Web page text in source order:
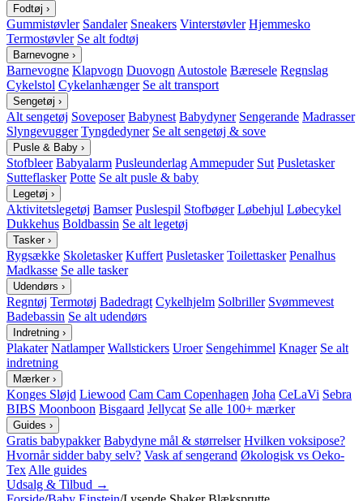
Fodtøj ›
Gummistøvler Sandaler Sneakers Vinterstøvler Hjemmesko
Termostøvler Se alt fodtøj
Barnevogne ›
Barnevogne Klapvogn Duovogn Autostole Bæresele Regnslag
Cykelstol Cykelanhænger Se alt transport
Sengetøj ›
Alt sengetøj Soveposer Babynest Babydyner Sengerande Madrasser
Slyngevugger Tyngdedyner Se alt sengetøj & sove
Pusle & Baby ›
Stofbleer Babyalarm Pusleunderlag Ammepuder Sut Pusletasker
Sutteflasker Potte Se alt pusle & baby
Legetøj ›
Aktivitetslegetøj Bamser Puslespil Stofbøger Løbehjul Løbecykel
Dukkehus Boldbassin Se alt legetøj
Tasker ›
Rygsække Skoletasker Kuffert Pusletasker Toilettasker Penalhus
Madkasse Se alle tasker
Udendørs ›
Regntøj Termotøj Badedragt Cykelhjelm Solbriller Svømmevest
Badebassin Se alt udendørs
Indretning ›
Plakater Natlamper Wallstickers Uroer Sengehimmel Knager Se alt
indretning
Mærker ›
Konges Sløjd Liewood Cam Cam Copenhagen Joha CeLaVi Sebra
BIBS Moonboon Bisgaard Jellycat Se alle 100+ mærker
Guides ›
Gratis babypakker Babydyne mål & størrelser Hvilken voksipose?
Hvornår sidder baby selv? Vask af sengerand Økologisk vs Oeko-
Tex Alle guides
Udsalg & Tilbud →